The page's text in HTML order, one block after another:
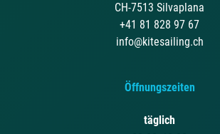
CH-7513 Silvaplana
+41 81 828 97 67
info@kitesailing.ch
Öffnungszeiten
täglich